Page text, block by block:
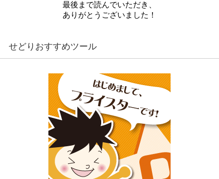
最後まで読んでいただき、
ありがとうございました！
せどりおすすめツール